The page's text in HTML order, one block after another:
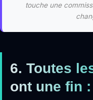
touche une
6. Toutes
ont une fin